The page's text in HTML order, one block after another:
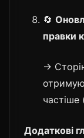
🔄
правки
→
частіше
Додаткові